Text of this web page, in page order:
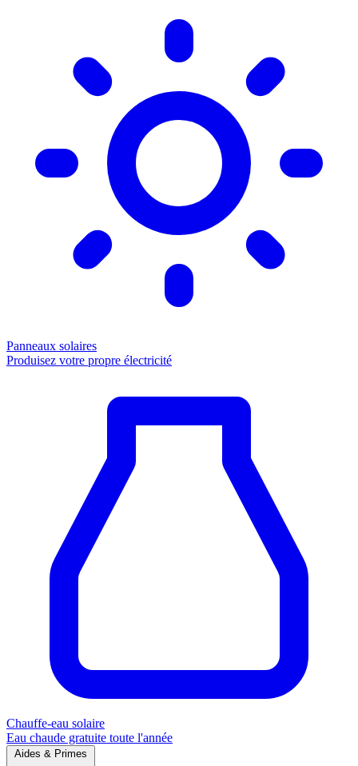
Panneaux solaires
Produisez votre propre électricité
Chauffe-eau solaire
Eau chaude gratuite toute l'année